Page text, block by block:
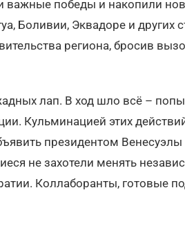
важные победы и накопили
Боливии, Эквадоре и других
региона, бросив
лап. В ход шло всё –
Кульминацией этих
президентом Венесуэлы
не захотели менять
Коллаборанты, готовые